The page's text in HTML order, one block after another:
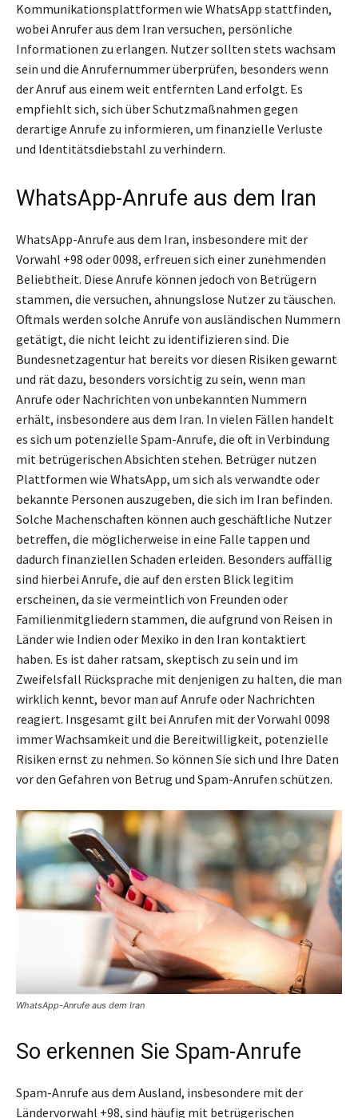
Kommunikationsplattformen wie WhatsApp stattfinden,
wobei Anrufer aus dem Iran versuchen, persönliche
Informationen zu erlangen. Nutzer sollten stets wachsam
sein und die Anrufernummer überprüfen, besonders wenn
der Anruf aus einem weit entfernten Land erfolgt. Es
empfiehlt sich, sich über Schutzmaßnahmen gegen
derartige Anrufe zu informieren, um finanzielle Verluste
und Identitätsdiebstahl zu verhindern.
WhatsApp-Anrufe aus dem Iran
WhatsApp-Anrufe aus dem Iran, insbesondere mit der
Vorwahl +98 oder 0098, erfreuen sich einer zunehmenden
Beliebtheit. Diese Anrufe können jedoch von Betrügern
stammen, die versuchen, ahnungslose Nutzer zu täuschen.
Oftmals werden solche Anrufe von ausländischen Nummern
getätigt, die nicht leicht zu identifizieren sind. Die
Bundesnetzagentur hat bereits vor diesen Risiken gewarnt
und rät dazu, besonders vorsichtig zu sein, wenn man
Anrufe oder Nachrichten von unbekannten Nummern
erhält, insbesondere aus dem Iran. In vielen Fällen handelt
es sich um potenzielle Spam-Anrufe, die oft in Verbindung
mit betrügerischen Absichten stehen. Betrüger nutzen
Plattformen wie WhatsApp, um sich als verwandte oder
bekannte Personen auszugeben, die sich im Iran befinden.
Solche Machenschaften können auch geschäftliche Nutzer
betreffen, die möglicherweise in eine Falle tappen und
dadurch finanziellen Schaden erleiden. Besonders auffällig
sind hierbei Anrufe, die auf den ersten Blick legitim
erscheinen, da sie vermeintlich von Freunden oder
Familienmitgliedern stammen, die aufgrund von Reisen in
Länder wie Indien oder Mexiko in den Iran kontaktiert
haben. Es ist daher ratsam, skeptisch zu sein und im
Zweifelsfall Rücksprache mit denjenigen zu halten, die man
wirklich kennt, bevor man auf Anrufe oder Nachrichten
reagiert. Insgesamt gilt bei Anrufen mit der Vorwahl 0098
immer Wachsamkeit und die Bereitwilligkeit, potenzielle
Risiken ernst zu nehmen. So können Sie sich und Ihre Daten
vor den Gefahren von Betrug und Spam-Anrufen schützen.
WhatsApp-Anrufe aus dem Iran
So erkennen Sie Spam-Anrufe
Spam-Anrufe aus dem Ausland, insbesondere mit der
Ländervorwahl +98, sind häufig mit betrügerischen